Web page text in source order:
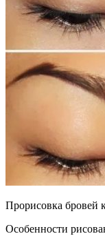
Прорисовка бровей
Особенности